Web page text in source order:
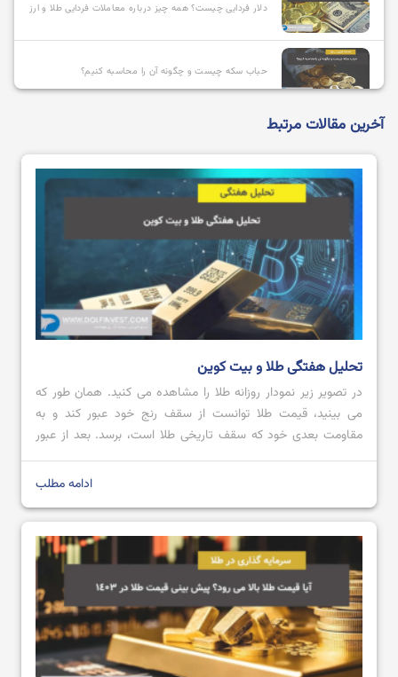
دلار فردایی چیست؟ همه چیز درباره معاملات فردایی طلا و ارز
حباب سکه چیست و چگونه آن را محاسبه کنیم؟
آخرین مقالات مرتبط
تحلیل هفتگی طلا و بیت کوین
در تصویر زیر نمودار روزانه طلا را مشاهده می کنید. همان طور که
می بینید، قیمت طلا توانست از سقف رنج خود عبور کند و به
مقاومت بعدی خود که سقف تاریخی طلا است، برسد. بعد از عبور
قیمت از محدوده مقاومتی 2728.80 تا 2711.57 با کندل صعودی
ادامه مطلب